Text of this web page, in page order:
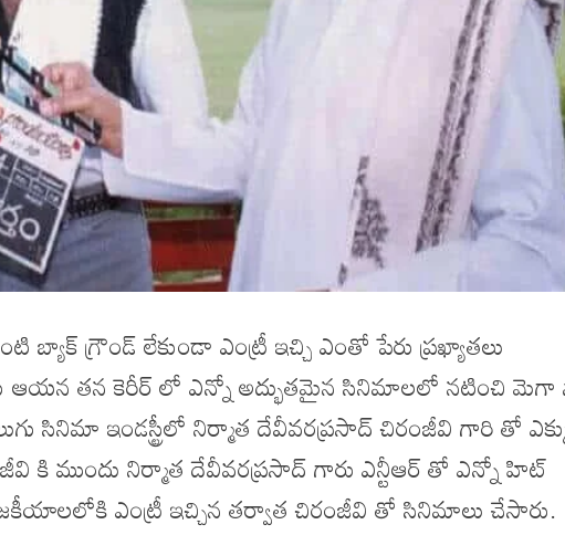
బ్యాక్ గ్రౌండ్ లేకుండా ఎంట్రీ ఇచ్చి ఎంతో పేరు ప్రఖ్యాతలు
ఆయన తన కెరీర్ లో ఎన్నో అద్భుతమైన సినిమాలలో నటించి మెగా
సినిమా ఇండస్ట్రీలో నిర్మాత దేవీవరప్రసాద్ చిరంజీవి గారి తో
కి ముందు నిర్మాత దేవీవరప్రసాద్ గారు ఎన్టీఆర్ తో ఎన్నో హిట్
ఎంట్రీ ఇచ్చిన తర్వాత చిరంజీవి తో సినిమాలు చేసారు.